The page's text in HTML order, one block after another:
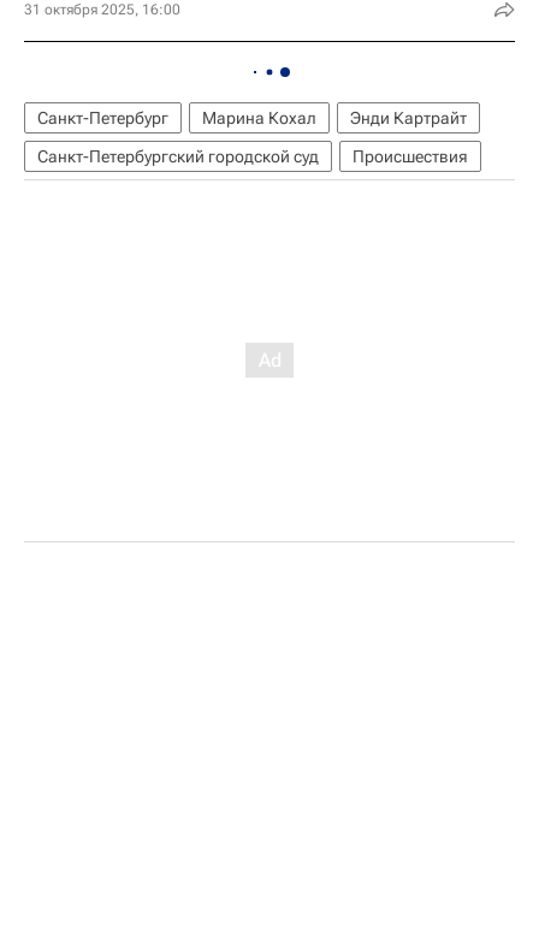
31 октября 2025, 16:00
Санкт-Петербург Марина Кохал
Энди Картрайт
Санкт-Петербургский городской суд
Происшествия